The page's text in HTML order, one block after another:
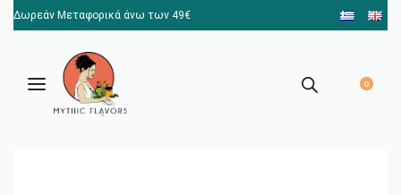
Δωρεάν Μεταφορικά άνω των 49€
0